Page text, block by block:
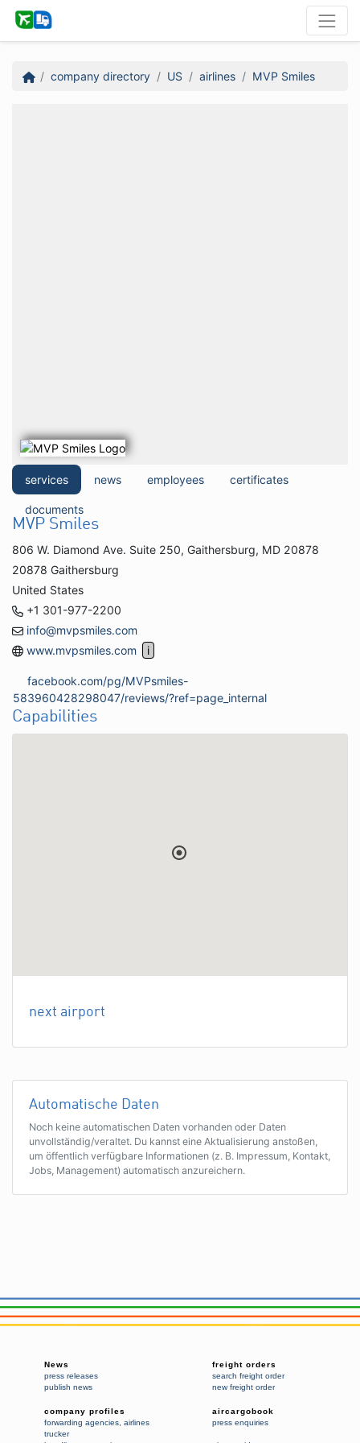
company directory US airlines MVP Smiles
services news employees certificates
documents
MVP Smiles
806 W. Diamond Ave. Suite 250, Gaithersburg, MD 20878
20878 Gaithersburg
United States
+1 301-977-2200
info@mvpsmiles.com
www.mvpsmiles.com
facebook.com/pg/MVPsmiles-
583960428298047/reviews/?ref=page_internal
Capabilities
next airport
Automatische Daten
Noch keine automatischen Daten vorhanden oder Daten
unvollständig/veraltet. Du kannst eine Aktualisierung anstoßen,
um öffentlich verfügbare Informationen (z. B. Impressum, Kontakt,
Jobs, Management) automatisch anzureichern.
News
press releases
publish news
freight orders
search freight order
new freight order
company profiles
forwarding agencies airlines
trucker
aircargobook
press enquiries